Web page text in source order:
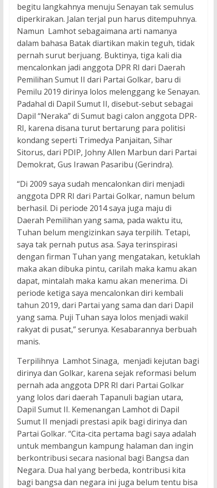
begitu langkahnya menuju Senayan tak semulus
diperkirakan. Jalan terjal pun harus ditempuhnya.
Namun Lamhot sebagaimana arti namanya
dalam bahasa Batak diartikan makin teguh, tidak
pernah surut berjuang. Buktinya, tiga kali dia
mencalonkan jadi anggota DPR RI dari Daerah
Pemilihan Sumut II dari Partai Golkar, baru di
Pemilu 2019 dirinya lolos melenggang ke Senayan.
Padahal di Dapil Sumut II, disebut-sebut sebagai
Dapil “Neraka” di Sumut bagi calon anggota DPR-
RI, karena disana turut bertarung para politisi
kondang seperti Trimedya Panjaitan, Sihar
Sitorus, dari PDIP, Johny Allen Marbun dari Partai
Demokrat, Gus Irawan Pasaribu (Gerindra).
“Di 2009 saya sudah mencalonkan diri menjadi
anggota DPR RI dari Partai Golkar, namun belum
berhasil. Di periode 2014 saya juga maju di
Daerah Pemilihan yang sama, pada waktu itu,
Tuhan belum mengizinkan saya terpilih. Tetapi,
saya tak pernah putus asa. Saya terinspirasi
dengan firman Tuhan yang mengatakan, ketuklah
maka akan dibuka pintu, carilah maka kamu akan
dapat, mintalah maka kamu akan menerima. Di
periode ketiga saya mencalonkan diri kembali
tahun 2019, dari Partai yang sama dan dari Dapil
yang sama. Puji Tuhan saya lolos menjadi wakil
rakyat di pusat,” serunya. Kesabarannya berbuah
manis.
Terpilihnya Lamhot Sinaga, menjadi kejutan bagi
dirinya dan Golkar, karena sejak reformasi belum
pernah ada anggota DPR RI dari Partai Golkar
yang lolos dari daerah Tapanuli bagian utara,
Dapil Sumut II. Kemenangan Lamhot di Dapil
Sumut II menjadi prestasi apik bagi dirinya dan
Partai Golkar. “Cita-cita pertama bagi saya adalah
untuk membangun kampung halaman dan ingin
berkontribusi secara nasional bagi Bangsa dan
Negara. Dua hal yang berbeda, kontribusi kita
bagi bangsa dan negara ini juga belum tentu bisa